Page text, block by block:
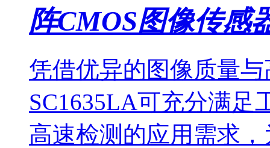
阵CMOS图像传感
凭借优异的图像质量
SC1635LA可充分满足
高速检测的应用需求